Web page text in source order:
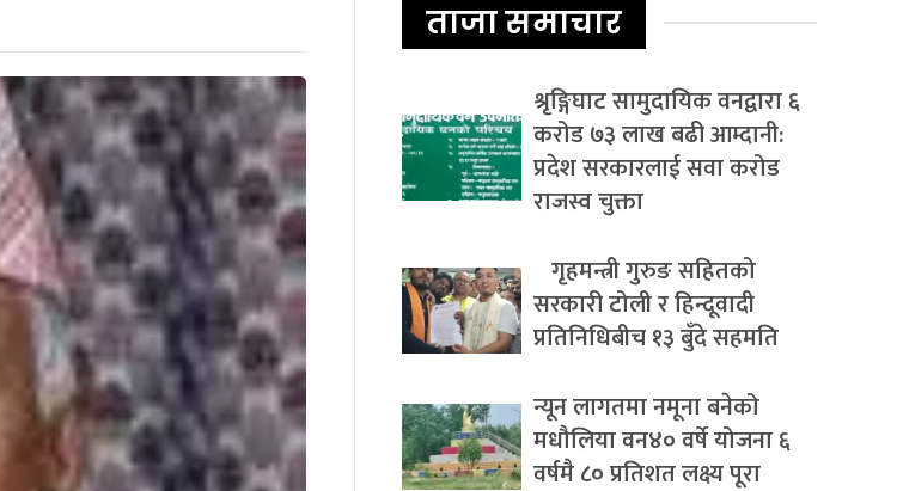
ताजा समाचार
श्रृङ्गिघाट सामुदायिक वनद्वारा ६
करोड ७३ लाख बढी आम्दानी:
प्रदेश सरकारलाई सवा करोड
राजस्व चुक्ता
गृहमन्त्री गुरुङ सहितको
सरकारी टोली र हिन्दूवादी
प्रतिनिधिबीच १३ बुँदे सहमति
न्यून लागतमा नमूना बनेको
मधौलिया वन४० वर्षे योजना ६
वर्षमै ८० प्रतिशत लक्ष्य पूरा